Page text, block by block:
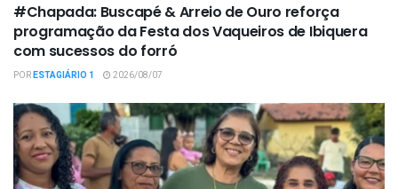
#Chapada: Buscapé & Arreio de Ouro reforça
programação da Festa dos Vaqueiros de Ibiquera
com sucessos do forró
PORESTAGIÁRIO 1 2026/08/07